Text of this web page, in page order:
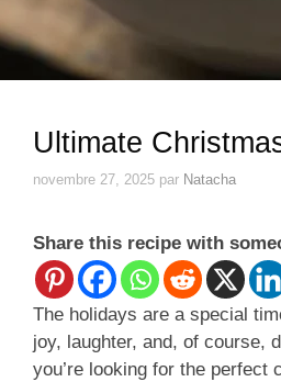
Ultimate
novembre 27, 2025 par Natacha
Share this recipe with
The holidays are a special
joy, laughter, and, of course,
you’re looking for the perfect